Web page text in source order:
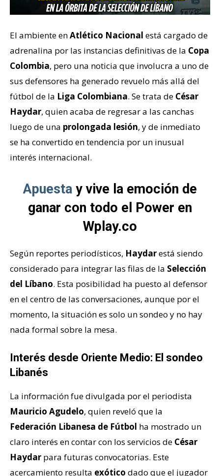
El ambiente enAtlético Nacional está cargado de
adrenalina por las instancias definitivas de la Copa
Colombia, pero una noticia que involucra a uno de
sus defensores ha generado revuelo más allá del
fútbol de la Liga Colombiana. Se trata de César
Haydar, quien acaba de regresar a las canchas
luego de una prolongada lesión, y de inmediato
se ha convertido en tendencia por un inusual
interés internacional.
Apuesta y vive la emoción de
ganar con todo el Power en
Wplay.co
Según reportes periodísticos, Haydarestá siendo
considerado para integrar las filas de la Selección
del Líbano. Esta posibilidad ha puesto al defensor
en el centro de las conversaciones, aunque por el
momento, la situación es solo un sondeo y no hay
nada formal sobre la mesa.
Interés desde Oriente Medio: El sondeo
Libanés
La información fue divulgada por el periodista
Mauricio Agudelo, quien reveló que la
Federación Libanesa de Fútbol ha mostrado un
claro interés en contar con los servicios de César
Haydar para futuras convocatorias. Este
acercamiento resulta exótico dado que el jugador